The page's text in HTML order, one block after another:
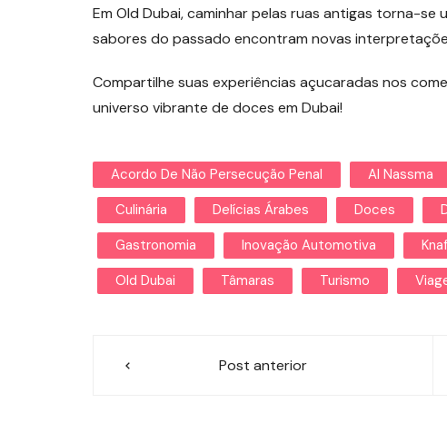
Em Old Dubai, caminhar pelas ruas antigas torna-se
sabores do passado encontram novas
Compartilhe suas experiências açucaradas nos
universo vibrante de doces em Dubai!
Acordo De Não Persecução Penal Al Nassma
Culinária
Delícias Árabes Doces
Gastronomia
Inovação Automotiva
Old Dubai
Tâmaras Turismo
NavegaçãoPost anterior